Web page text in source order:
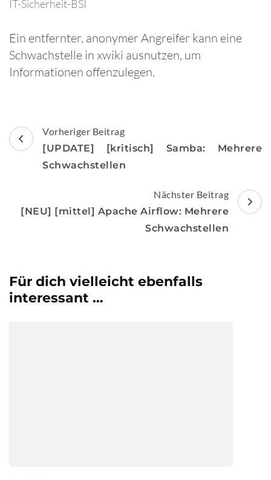
IT-Sicherheit-BSI
Ein entfernter, anonymer Angreifer kann eine
Schwachstelle in xwiki ausnutzen, um
Informationen offenzulegen.
Beitragsnavigation
Vorheriger Beitrag
[UPDATE] [kritisch] Samba: Mehrere
Schwachstellen
Nächster Beitrag
[NEU] [mittel] Apache Airflow: Mehrere
Schwachstellen
Für dich vielleicht ebenfalls
interessant …